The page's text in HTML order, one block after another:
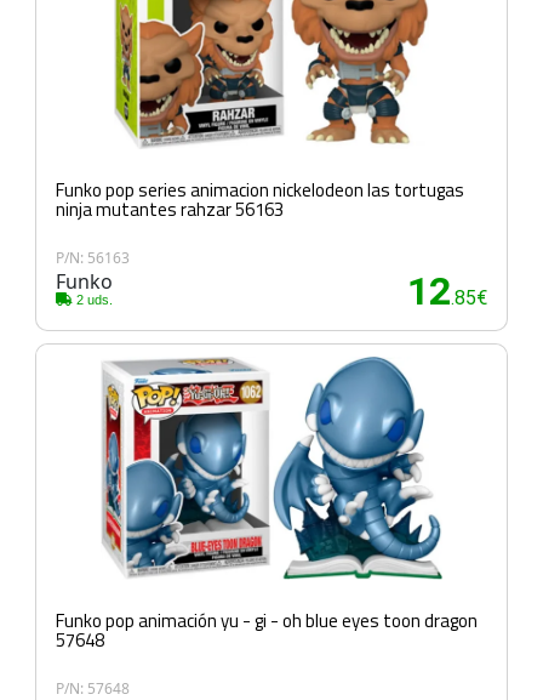
Funko pop series animacion nickelodeon las tortugas
ninja mutantes rahzar 56163
P/N: 56163
Funko
2 uds. 12.85€
Funko pop animación yu - gi - oh blue eyes toon dragon
57648
P/N: 57648